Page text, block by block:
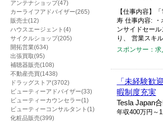
アンテナショップ(47)
カーライフアドバイザー(265)
販売士(12)
ハウスエージェント(4)
サイクルショップ(205)
開拓営業(634)
出張買取(95)
補聴器販売(108)
不動産売買(1438)
ドラッグストア(3702)
ビューティーアドバイザー(33)
ビューティーカウンセラー(1)
ビューティーコンサルタント(1)
化粧品販売(399)
【仕事内容】
寿 仕事内容: ・
ンサイドセー
り、 営業スキ
スポンサー：
「未経験歓
暇制度充実
Tesla Japan
年収400万円～